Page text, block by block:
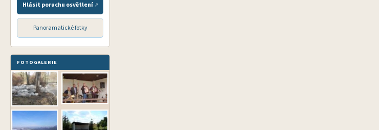
Hlásit poruchu osvětlení
Panoramatické fotky
FOTOGALERIE